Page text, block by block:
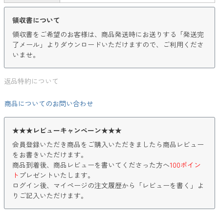
領収書について
領収書をご希望のお客様は、商品発送時にお送りする「発送完
了メール」よりダウンロードいただけますので、ご利用くださ
いませ。
返品特約について
商品についてのお問い合わせ
★★★レビューキャンペーン★★★
会員登録いただき商品をご購入いただきましたら商品レビュー
をお書きいただけます。
商品到着後、商品レビューを書いてくださった方へ100ポイン
ト プレゼントいたします。
ログイン後、マイページの注文履歴から「レビューを書く」よ
りご記入いただけます。